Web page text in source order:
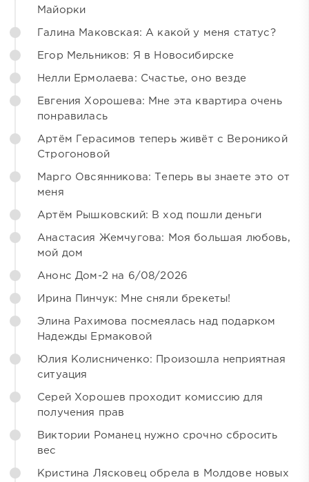
Майорки
Галина Маковская: А какой у меня статус?
Егор Мельников: Я в Новосибирске
Нелли Ермолаева: Счастье, оно везде
Евгения Хорошева: Мне эта квартира очень
понравилась
Артём Герасимов теперь живёт с Вероникой
Строгоновой
Марго Овсянникова: Теперь вы знаете это от
меня
Артём Рышковский: В ход пошли деньги
Анастасия Жемчугова: Моя большая любовь,
мой дом
Анонс Дом-2 на 6/08/2026
Ирина Пинчук: Мне сняли брекеты!
Элина Рахимова посмеялась над подарком
Надежды Ермаковой
Юлия Колисниченко: Произошла неприятная
ситуация
Серей Хорошев проходит комиссию для
получения прав
Виктории Романец нужно срочно сбросить
вес
Кристина Лясковец обрела в Молдове новых